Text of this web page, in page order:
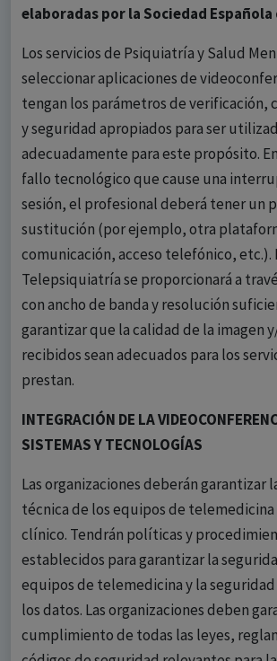
elaboradas por la Sociedad
Los servicios de Psiquiatría y Salud
seleccionar aplicaciones de
tengan los parámetros de verificación,
y seguridad apropiados para ser
adecuadamente para este propósito.
fallo tecnológico que cause una
sesión, el profesional deberá tener un
sustitución (por ejemplo, otra
comunicación, acceso telefónico, etc.).
Telepsiquiatría se proporcionará a
con ancho de banda y resolución
garantizar que la calidad de la imagen
recibidos sean adecuados para los
prestan.
INTEGRACIÓN DE LA
SISTEMAS Y TECNOLOGÍAS
Las organizaciones deberán garantizar
técnica de los equipos de
clínico. Tendrán políticas y
establecidos para garantizar la
equipos de telemedicina y la
los datos. Las organizaciones deben
cumplimiento de todas las leyes,